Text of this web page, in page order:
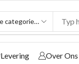
Levering Over Ons